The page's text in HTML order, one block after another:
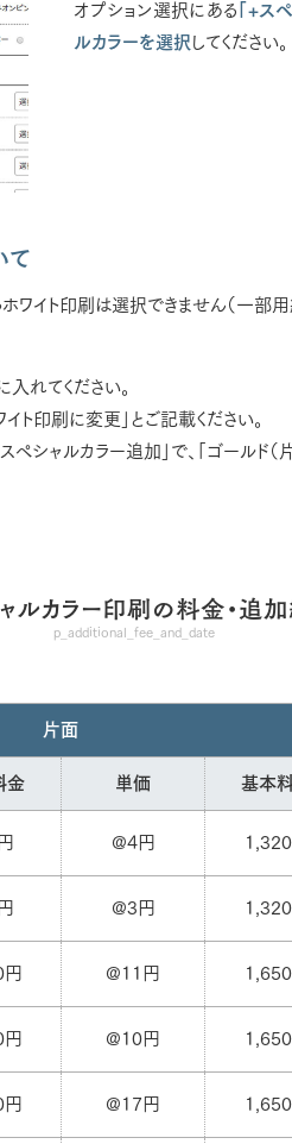
オプション選択にある 「+ス
ルカラーを選択 してください。
て
イト印刷は選択できません（一部用紙
入れてください。
ト印刷に変更」とご記載ください。
シャルカラー追加」で、「ゴールド（
ルカラー印刷の料金・追
p_additional_fee_and_date
片面
金
単価 基本
@4円
@3円
円 @11円
円 @10円
円 @17円